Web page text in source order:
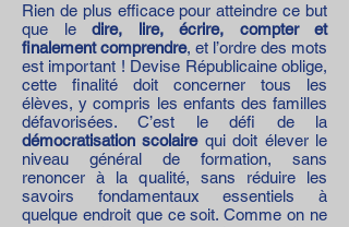
Rien de plus efficace pour atteindre ce but
que le dire, lire, écrire, compter et
finalement comprendre, et l’ordre des mots
est important ! Devise Républicaine oblige,
cette finalité doit concerner tous les
élèves, y compris les enfants des familles
défavorisées. C’est le défi de la
démocratisation scolairequi doit élever le
niveau général de formation, sans
renoncer à la qualité, sans réduire les
savoirs fondamentaux essentiels à
quelque endroit que ce soit. Comme on ne